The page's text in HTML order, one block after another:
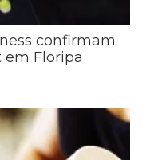
confirmam
em Floripa